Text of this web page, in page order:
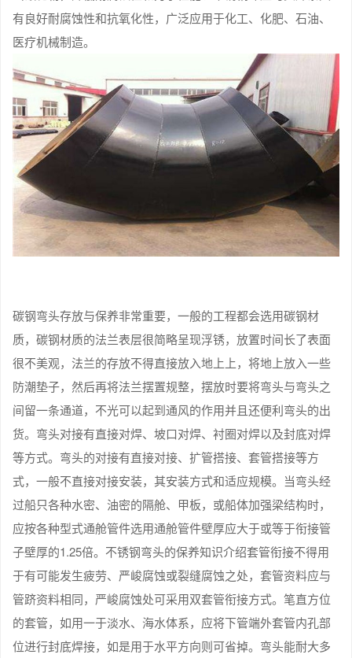
有良好耐腐蚀性和抗氧化性，广泛应用于化工、化肥、石油、
医疗机械制造。
碳钢弯头存放与保养非常重要，一般的工程都会选用碳钢材
质，碳钢材质的法兰表层很简略呈现浮锈，放置时间长了表面
很不美观，法兰的存放不得直接放入地上上，将地上放入一些
防潮垫子，然后再将法兰摆置规整，摆放时要将弯头与弯头之
间留一条通道，不光可以起到通风的作用并且还便利弯头的出
货。弯头对接有直接对焊、坡口对焊、衬圈对焊以及封底对焊
等方式。弯头的对接有直接对接、扩管搭接、套管搭接等方
式，一般不直接对接安装，其安装方式和适应规模。当弯头经
过船只各种水密、油密的隔舱、甲板，或船体加强梁结构时，
应按各种型式通舱管件选用通舱管件壁厚应大于或等于衔接管
子壁厚的1.25倍。不锈钢弯头的保养知识介绍套管衔接不得用
于有可能发生疲劳、严峻腐蚀或裂缝腐蚀之处，套管资料应与
管跻资料相同，严峻腐蚀处可采用双套管衔接方式。笔直方位
的套管，如用一于淡水、海水体系，应将下管端外套管内孔部
位进行封底焊接，如是用于水平方向则可省掉。弯头能耐大多